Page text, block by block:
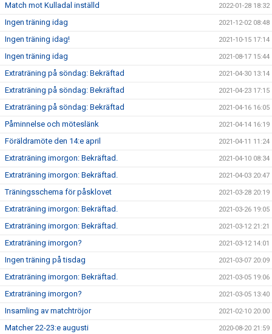
Match mot Kulladal inställd 2022-01-28 18:32
Ingen träning idag 2021-12-02 08:48
Ingen träning idag! 2021-10-15 17:14
Ingen träning idag 2021-08-17 15:44
Extraträning på söndag: Bekräftad 2021-04-30 13:14
Extraträning på söndag: Bekräftad 2021-04-23 17:15
Extraträning på söndag: Bekräftad 2021-04-16 16:05
Påminnelse och möteslänk 2021-04-14 16:19
Föräldramöte den 14:e april 2021-04-11 11:24
Extraträning imorgon: Bekräftad. 2021-04-10 08:34
Extraträning imorgon: Bekräftad. 2021-04-03 20:47
Träningsschema för påsklovet 2021-03-28 20:19
Extraträning imorgon: Bekräftad. 2021-03-26 19:05
Extraträning imorgon: Bekräftad. 2021-03-12 21:21
Extraträning imorgon? 2021-03-12 14:01
Ingen träning på tisdag 2021-03-07 20:09
Extraträning imorgon: Bekräftad. 2021-03-05 19:06
Extraträning imorgon? 2021-03-05 13:40
Insamling av matchtröjor 2021-02-10 20:00
Matcher 22-23:e augusti 2020-08-20 21:59